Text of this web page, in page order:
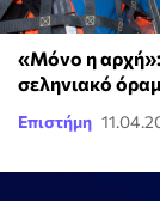
«Μόνο η
σεληνιακό
Επιστήμη